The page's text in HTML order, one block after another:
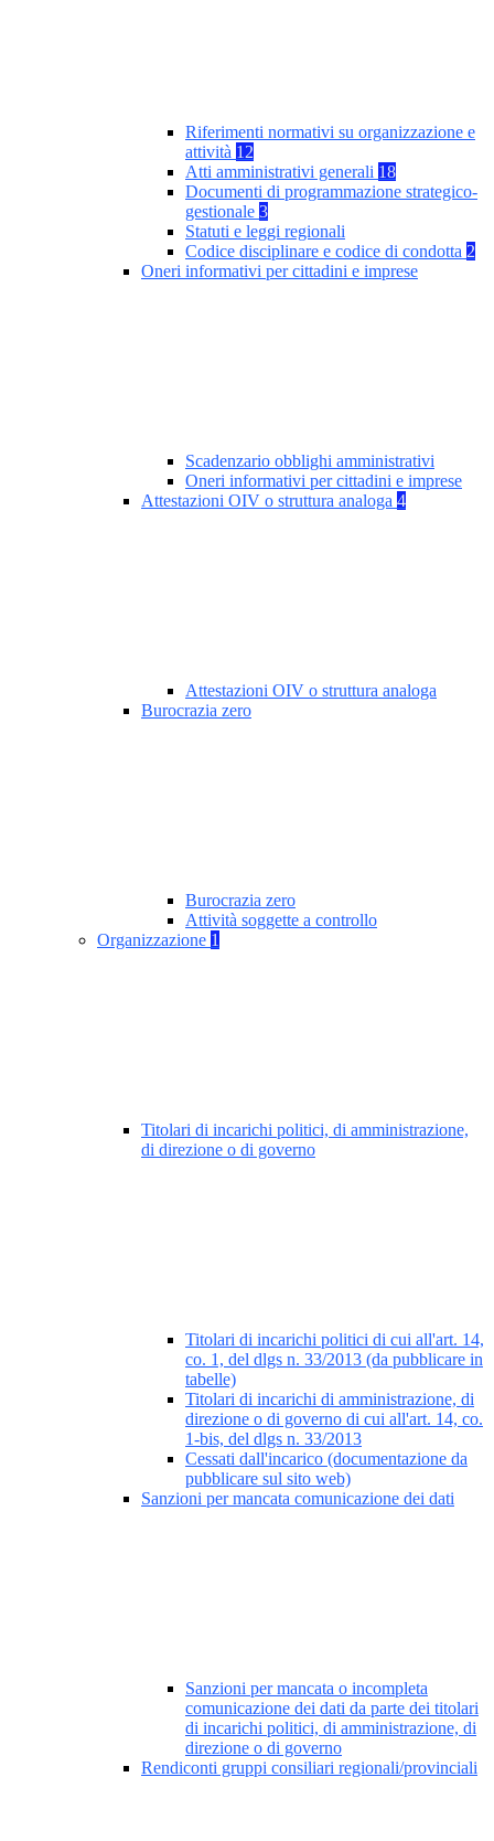
Riferimenti normativi su organizzazione e
attività 12
Atti amministrativi generali 18
Documenti di programmazione strategico-
gestionale 3
Statuti e leggi regionali
Codice disciplinare e codice di condotta 2
Oneri informativi per cittadini e imprese
Scadenzario obblighi amministrativi
Oneri informativi per cittadini e imprese
Attestazioni OIV o struttura analoga 4
Attestazioni OIV o struttura analoga
Burocrazia zero
Burocrazia zero
Attività soggette a controllo
Organizzazione 1
Titolari di incarichi politici, di amministrazione,
di direzione o di governo
Titolari di incarichi politici di cui all'art. 14,
co. 1, del dlgs n. 33/2013 (da pubblicare in
tabelle)
Titolari di incarichi di amministrazione, di
direzione o di governo di cui all'art. 14, co.
1-bis, del dlgs n. 33/2013
Cessati dall'incarico (documentazione da
pubblicare sul sito web)
Sanzioni per mancata comunicazione dei dati
Sanzioni per mancata o incompleta
comunicazione dei dati da parte dei titolari
di incarichi politici, di amministrazione, di
direzione o di governo
Rendiconti gruppi consiliari regionali/provinciali